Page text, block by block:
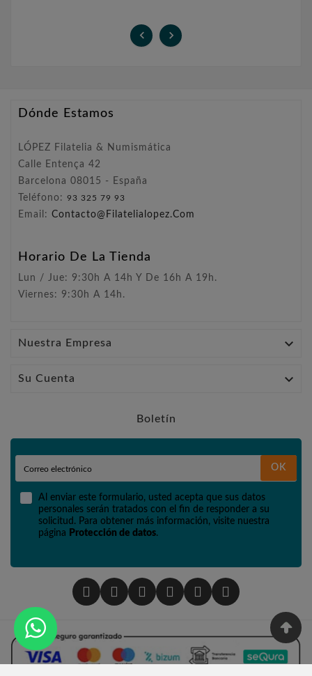
 
Dónde Estamos
LÓPEZ Filatelia & Numismática
Calle Entença 42
Barcelona 08015 - España
Teléfono: 93 325 79 93
Email: Contacto@filatelialopez.com
Horario De La Tienda
Lun / Jue: 9:30h A 14h Y De 16h A 19h.
Viernes: 9:30h A 14h.
Nuestra Empresa 
Su Cuenta 
Boletín
OK
Al enviar este formulario, usted acepta que sus datos
personales serán tratados con el fin de responder a su
solicitud. Para obtener más información, visite nuestra
página Protección de datos.